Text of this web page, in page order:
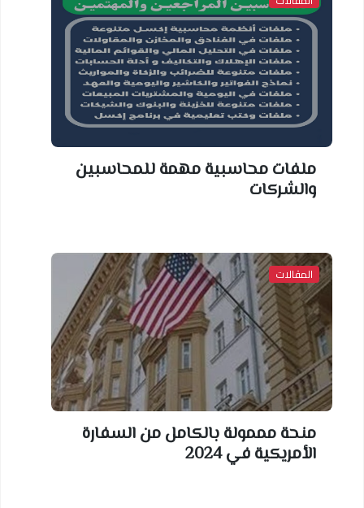
ملفات محاسبية مهمة للمحاسبين
والشركات
المقالات
منحة مممولة بالكامل من السفارة
الأمريكية في 2024